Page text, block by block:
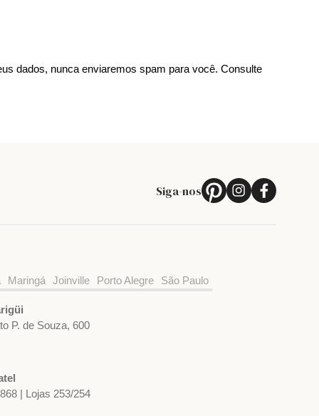
dados, nunca enviaremos spam para você. Consulte
Siga-nos
Maringá Joinville Porto Alegre São Paulo
P. de Souza, 600
| Lojas 253/254